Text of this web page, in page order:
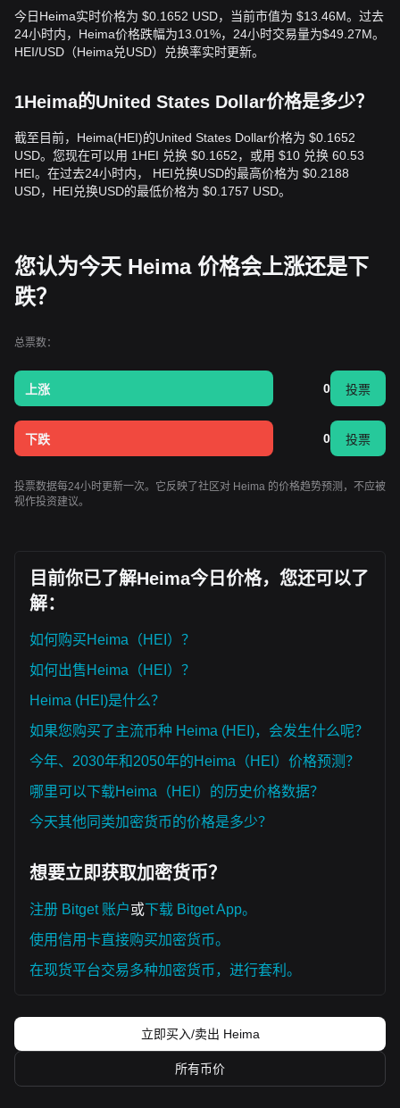
今日Heima实时价格为 $0.1652 USD，当前市值为 $13.46M。过去
24小时内，Heima价格跌幅为13.01%，24小时交易量为$49.27M。
HEI/USD（Heima兑USD）兑换率实时更新。
1Heima的United States Dollar价格是多少？
截至目前，Heima(HEI)的United States Dollar价格为 $0.1652
USD。您现在可以用 1HEI 兑换 $0.1652，或用 $10 兑换 60.53
HEI。在过去24小时内， HEI兑换USD的最高价格为 $0.2188
USD，HEI兑换USD的最低价格为 $0.1757 USD。
您认为今天 Heima 价格会上涨还是下
跌？
总票数：
上涨 0 投票
下跌 0 投票
投票数据每24小时更新一次。它反映了社区对 Heima 的价格趋势预测，不应被
视作投资建议。
目前你已了解Heima今日价格，您还可以了
解：
如何购买Heima（HEI）？
如何出售Heima（HEI）？
Heima (HEI)是什么？
如果您购买了主流币种 Heima (HEI)，会发生什么呢？
今年、2030年和2050年的Heima（HEI）价格预测？
哪里可以下载Heima（HEI）的历史价格数据？
今天其他同类加密货币的价格是多少？
想要立即获取加密货币？
注册 Bitget 账户或下载 Bitget App。
使用信用卡直接购买加密货币。
在现货平台交易多种加密货币，进行套利。
立即买入/卖出 Heima
所有币价